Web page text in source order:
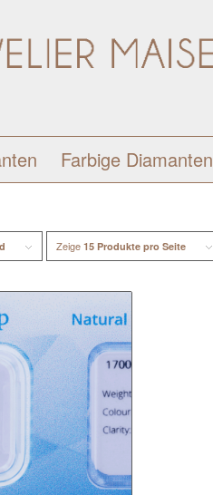
Farbige Diamanten
Zeige15 Produkte pro Seite